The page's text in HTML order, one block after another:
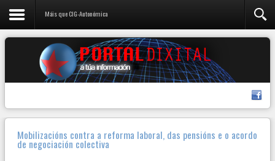
Máis que CIG-Autonómica
Mobilizacións contra a reforma laboral, das pensións e o acordo
de negociación colectiva